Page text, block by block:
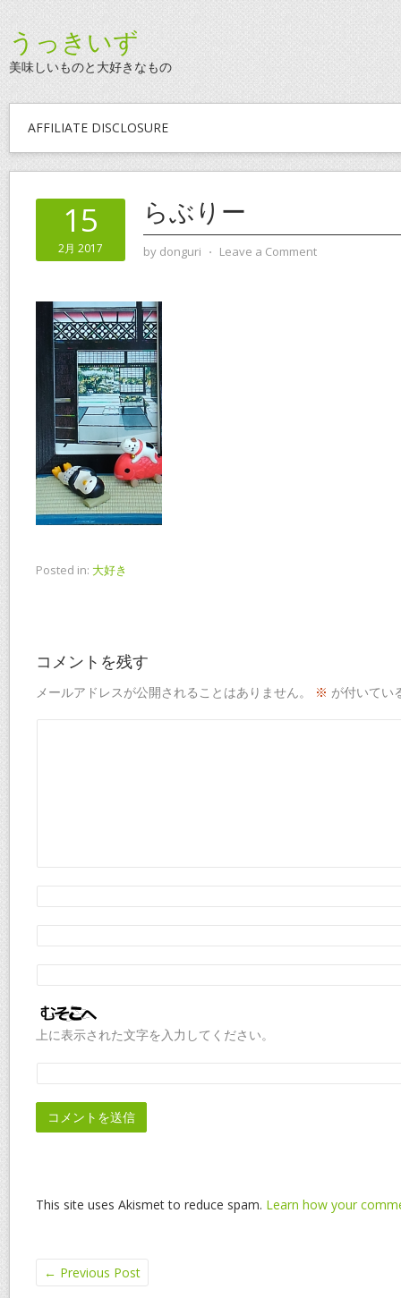
うっきいず
美味しいものと大好きなもの
AFFILIATE DISCLOSURE
15
2月 2017
らぶりー
by donguri ⋅ Leave a Comment
Posted in: 大好き
コメントを残す
メールアドレスが公開されることはありません。 ※ が付いてい
上に表示された文字を入力してください。
This site uses Akismet to reduce spam. Learn how your
← Previous Post